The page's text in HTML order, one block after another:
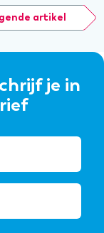
artikel
je in